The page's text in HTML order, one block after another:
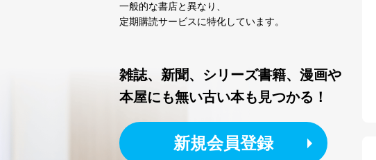
一般的な書店と異なり、
定期購読サービスに特化しています。
雑誌、新聞、シリーズ書籍、漫画や
本屋にも無い古い本も見つかる！
新規会員登録